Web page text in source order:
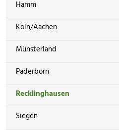
Hamm
Köln/Aachen
Münsterland
Paderborn
Recklinghausen
Siegen